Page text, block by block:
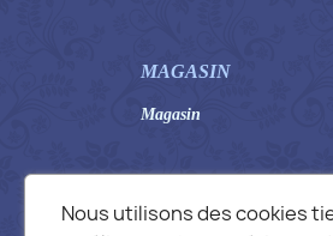
MAGASIN
Magasin
Nous utilisons des cookies